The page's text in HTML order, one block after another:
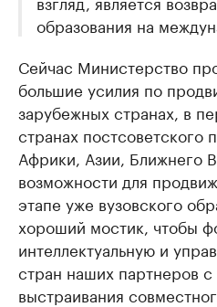
образования на
Сейчас Министерство
большие усилия по
зарубежных странах, в
странах постсоветского
Африки, Азии, Ближнего
возможности для
этапе уже вузовского
хороший мостик, чтобы
интеллектуальную и
стран наших партнеров с
выстраивания